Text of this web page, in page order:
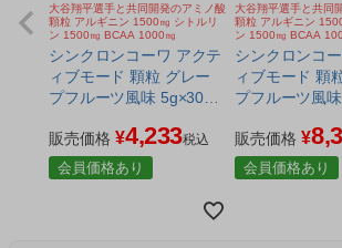
大谷翔平選手と共同開発のアミノ酸
顆粒 アルギニン 1500㎎ シトルリ
ン 1500㎎ BCAA 1000㎎
シンクロンコーワ アクテ
ィブモード 顆粒 グレー
プフルーツ風味 5g×30本
4月30日まで [大谷翔平選
手共同開発/アミノ酸顆
粒]
販売価格 ¥4,233税込
会員価格あり
大谷翔平選手と共同
顆粒 アルギニン
ン 1500㎎ BCAA
シンクロンコ
ィブモード 顆
プフルーツ風味
期限2027年4月
[大谷翔平選手
アミノ酸顆粒]
販売価格 ¥
会員価格あり